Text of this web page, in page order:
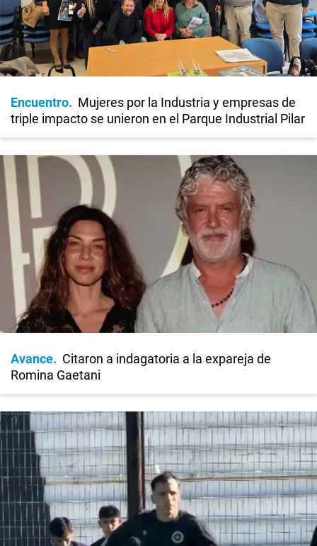
Encuentro
Mujeres por la Industria y empresas de
triple impacto se unieron en el Parque Industrial Pilar
Avance
Citaron a indagatoria a la expareja de
Romina Gaetani